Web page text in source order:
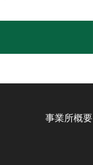
事業所概要